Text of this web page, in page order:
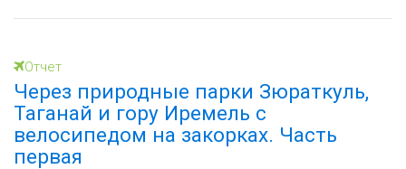
Отчет
Через природные парки Зюраткуль,
Таганай и гору Иремель с
велосипедом на закорках. Часть
первая